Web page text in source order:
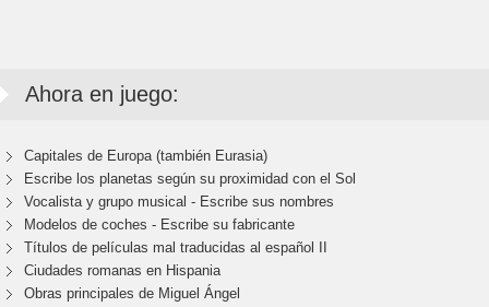
Ahora en juego:
Capitales de Europa (también Eurasia)
Escribe los planetas según su proximidad con el Sol
Vocalista y grupo musical - Escribe sus nombres
Modelos de coches - Escribe su fabricante
Títulos de películas mal traducidas al español II
Ciudades romanas en Hispania
Obras principales de Miguel Ángel